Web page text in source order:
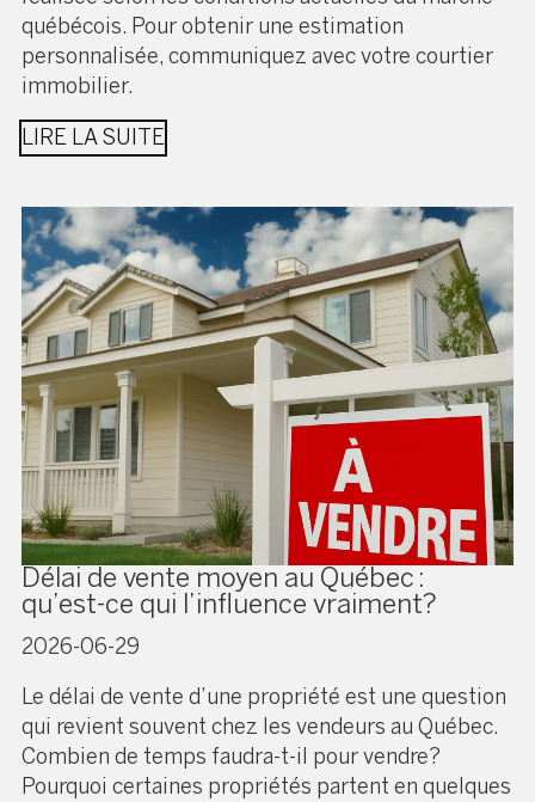
québécois. Pour obtenir une estimation
personnalisée, communiquez avec votre courtier
immobilier.
LIRE LA SUITE
Délai de vente moyen au Québec :
qu’est-ce qui l’influence vraiment?
2026-06-29
Le délai de vente d’une propriété est une question
qui revient souvent chez les vendeurs au Québec.
Combien de temps faudra-t-il pour vendre?
Pourquoi certaines propriétés partent en quelques